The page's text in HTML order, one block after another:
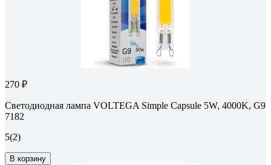
270 ₽
Светодиодная лампа VOLTEGA Simple Capsule 5W, 4000K, G9
7182
5(2)
В корзину